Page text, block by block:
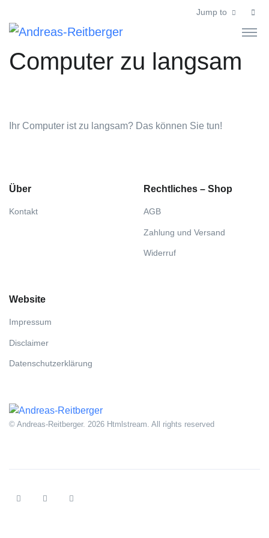
Jump to
Computer zu langsam
Ihr Computer ist zu langsam? Das können Sie tun!
Über
Kontakt
Rechtliches – Shop
AGB
Zahlung und Versand
Widerruf
Website
Impressum
Disclaimer
Datenschutzerklärung
© Andreas-Reitberger. 2026 Htmlstream. All rights reserved